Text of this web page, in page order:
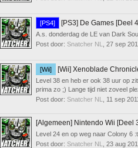
[PS4] [PS3] De Games [Deel
A.s. donderdag de LE van Dark
Post door: Snatcher NL 27 sep
[Wii] [Wii] Xenoblade
Level 38 en heb er ook 38 uur op
prima zo ;) Lange tijd niet zoveel
Post door: Snatcher NL 11 sep
[Algemeen] Nintendo Wii [Deel
Level 24 en op weg naar Colony 6
Post door: Snatcher NL 23 aug